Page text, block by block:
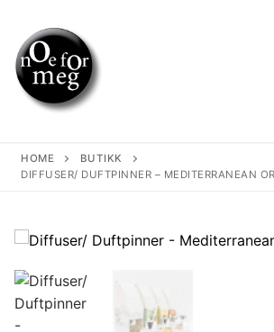
content
HOME
BUTIKK
DIFFUSER/ DUFTPINNER – MEDITERRANEAN